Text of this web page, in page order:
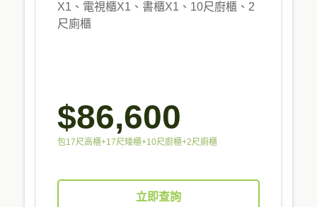
X1、電視櫃X1、書櫃X1、10尺廚櫃、2
尺廁櫃
$86,600
包17尺高櫃+17尺矮櫃+10尺廚櫃+2尺廁櫃
立即查詢